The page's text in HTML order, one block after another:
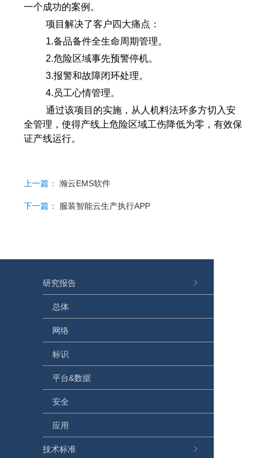
一个成功的案例。
项目解决了客户四大痛点：
1.备品备件全生命周期管理。
2.危险区域事先预警停机。
3.报警和故障闭环处理。
4.员工心情管理。
通过该项目的实施，从人机料法环多方切入安
全管理，使得产线上危险区域工伤降低为零，有效保
证产线运行。
上一篇： 瀚云EMS软件
下一篇： 服装智能云生产执行APP
研究报告
总体
网络
标识
平台&数据
安全
应用
技术标准